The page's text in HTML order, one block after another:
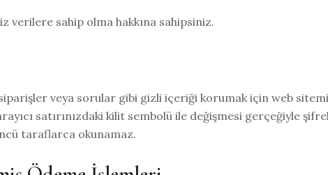
verilere sahip olma hakkına sahipsiniz.
veya sorular gibi gizli içeriği korumak için web
satırınızdaki kilit sembolü ile değişmesi gerçeğiyle
taraflarca okunamaz.